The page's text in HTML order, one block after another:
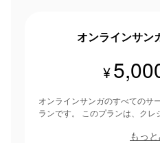
オンラインサン
¥
オンラインサンガのすべてのサ
ランです。 このプランは、クレジットカード決済をした日を
もっ